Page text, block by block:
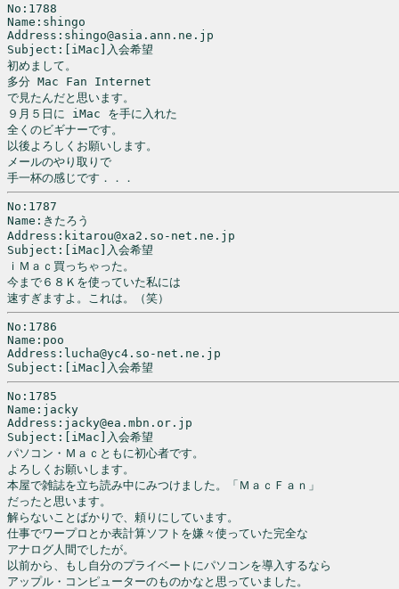
No:1788
Name:shingo
Address:shingo@asia.ann.ne.jp
Subject:[iMac]入会希望
初めまして。
多分 Mac Fan Internet
で見たんだと思います。
９月５日に iMac を手に入れた
全くのビギナーです。
以後よろしくお願いします。
メールのやり取りで
手一杯の感じです．．．
No:1787
Name:きたろう
Address:kitarou@xa2.so-net.ne.jp
Subject:[iMac]入会希望
ｉＭａｃ買っちゃった。
今まで６８Ｋを使っていた私には
速すぎますよ。これは。（笑）
No:1786
Name:poo
Address:lucha@yc4.so-net.ne.jp
Subject:[iMac]入会希望
No:1785
Name:jacky
Address:jacky@ea.mbn.or.jp
Subject:[iMac]入会希望
パソコン・Ｍａｃともに初心者です。
よろしくお願いします。
本屋で雑誌を立ち読み中にみつけました。「ＭａｃＦａｎ」
だったと思います。
解らないことばかりで、頼りにしています。
仕事でワープロとか表計算ソフトを嫌々使っていた完全な
アナログ人間でしたが。
以前から、もし自分のプライベートにパソコンを導入するなら
アップル・コンピューターのものかなと思っていました。